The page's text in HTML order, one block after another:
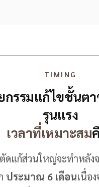
TIMING
กรรมแก้ไขชั้นต
รุนแรง
เวลาที่เหมาะสม
ดแก้ส่วนใหญ่จะทำหลัง
ประมาณ 6 เดือนเนื่อ